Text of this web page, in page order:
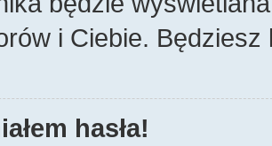
i Ciebie.
hasła!